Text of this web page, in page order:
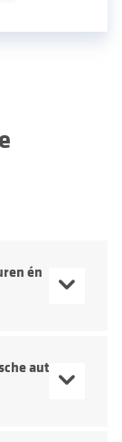
én
auto